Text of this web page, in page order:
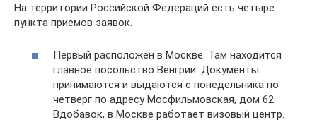
На территории Российской Федераций есть четыре
пункта приемов заявок.
Первый расположен в Москве. Там находится
главное посольство Венгрии. Документы
принимаются и выдаются с понедельника по
четверг по адресу Мосфильмовская, дом 62.
Вдобавок, в Москве работает визовый центр.